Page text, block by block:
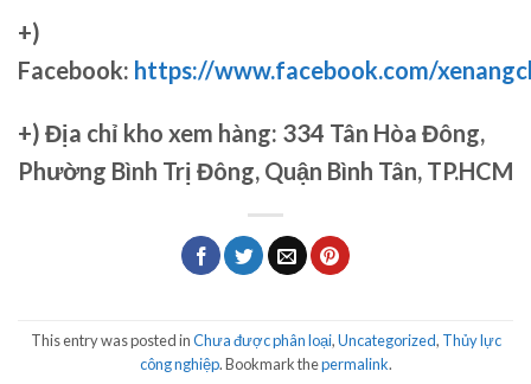
+)
Facebook: https://www.facebook.com/
+) Địa chỉ kho xem hàng: 334 Tân Hòa Đông,
Phường Bình Trị Đông, Quận Bình Tân, TP.HCM
This entry was posted inChưa được phân loại,Uncategorized, Thủy lực
công nghiệp. Bookmark thepermalink.